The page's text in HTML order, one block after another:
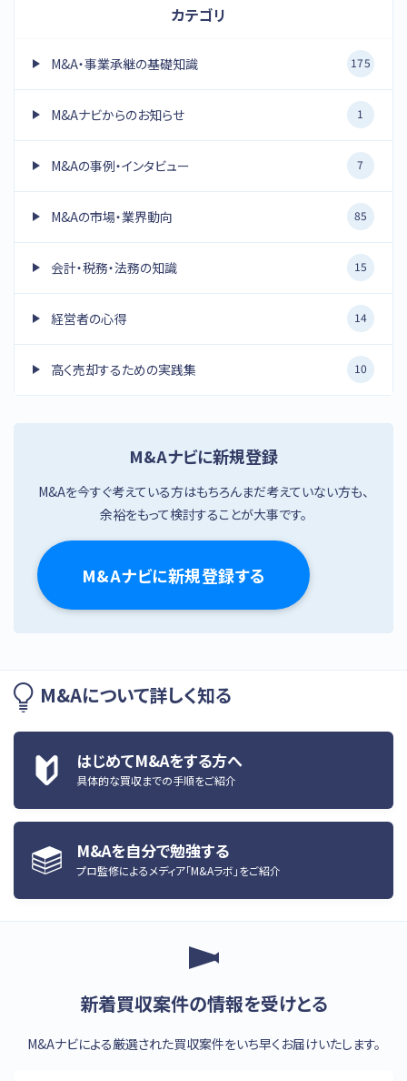
カテゴリ
M&A・事業承継の基礎知識 175
M&Aナビからのお知らせ 1
M&Aの事例・インタビュー 7
M&Aの市場・業界動向 85
会計・税務・法務の知識 15
経営者の心得 14
高く売却するための実践集 10
M&Aナビに新規登録
M&Aを今すぐ考えている方はもちろんまだ考えていない方も、
余裕をもって検討することが大事です。
M&Aナビに新規登録する
M&Aについて詳しく知る
はじめてM&Aをする方へ
具体的な買収までの手順をご紹介
M&Aを自分で勉強する
プロ監修によるメディア「M&Aラボ」をご紹介
新着買収案件の情報を受けとる
M&Aナビによる厳選された買収案件をいち早くお届けいたします。